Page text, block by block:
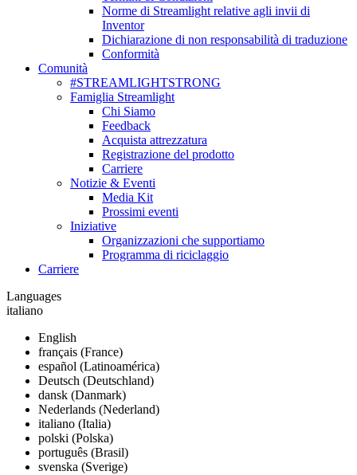
Norme di Streamlight relative agli invii di
Inventor
Dichiarazione di non responsabilità di traduzione
Conformità
Comunità
#STREAMLIGHTSTRONG
Famiglia Streamlight
Chi Siamo
Feedback
Acquista attrezzatura
Registrazione del prodotto
Carriere
Notizie & Eventi
Media Kit
Prossimi eventi
Iniziative
Organizzazioni che supportiamo
Programma di riciclaggio
Carriere
Languages
italiano
English
français (France)
español (Latinoamérica)
Deutsch (Deutschland)
dansk (Danmark)
Nederlands (Nederland)
italiano (Italia)
polski (Polska)
português (Brasil)
svenska (Sverige)